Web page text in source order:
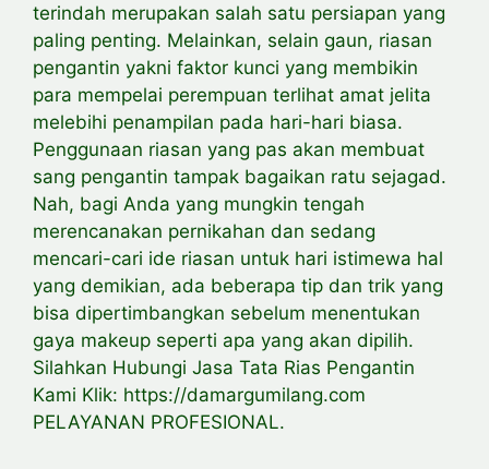
terindah merupakan salah satu persiapan yang
paling penting. Melainkan, selain gaun, riasan
pengantin yakni faktor kunci yang membikin
para mempelai perempuan terlihat amat jelita
melebihi penampilan pada hari-hari biasa.
Penggunaan riasan yang pas akan membuat
sang pengantin tampak bagaikan ratu sejagad.
Nah, bagi Anda yang mungkin tengah
merencanakan pernikahan dan sedang
mencari-cari ide riasan untuk hari istimewa hal
yang demikian, ada beberapa tip dan trik yang
bisa dipertimbangkan sebelum menentukan
gaya makeup seperti apa yang akan dipilih.
Silahkan Hubungi Jasa Tata Rias Pengantin
Kami Klik: https://damargumilang.com
PELAYANAN PROFESIONAL.